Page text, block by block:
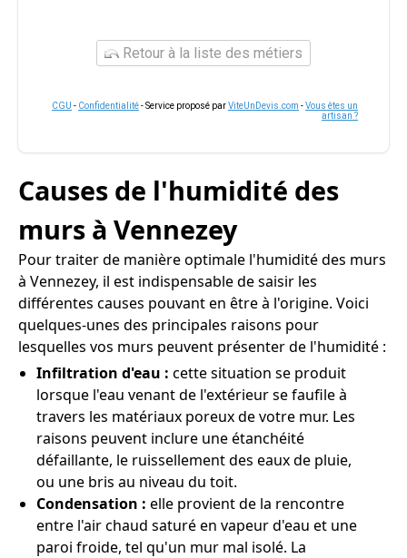
Retour à la liste des métiers
CGU - Confidentialité- Service proposé parViteUnDevis.com -Vous êtes un
artisan ?
Causes de l'humidité des
murs à Vennezey
Pour traiter de manière optimale l'humidité des murs
à Vennezey, il est indispensable de saisir les
différentes causes pouvant en être à l'origine. Voici
quelques-unes des principales raisons pour
lesquelles vos murs peuvent présenter de l'humidité :
Infiltration d'eau : cette situation se produit
lorsque l'eau venant de l'extérieur se faufile à
travers les matériaux poreux de votre mur. Les
raisons peuvent inclure une étanchéité
défaillante, le ruissellement des eaux de pluie,
ou une bris au niveau du toit.
Condensation : elle provient de la rencontre
entre l'air chaud saturé en vapeur d'eau et une
paroi froide, tel qu'un mur mal isolé. La